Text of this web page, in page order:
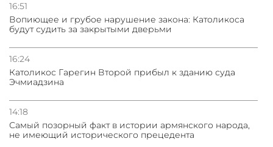
16:51
Вопиющее и грубое нарушение закона: Католикоса
будут судить за закрытыми дверьми
16:24
Католикос Гарегин Второй прибыл к зданию суда
Эчмиадзина
14:18
Самый позорный факт в истории армянского народа,
не имеющий исторического прецедента